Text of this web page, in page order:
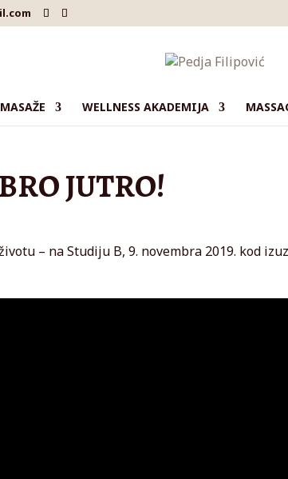
WELLNESS AKADEMIJA
JUTRO!
– na Studiju B, 9. novembra 2019. kod